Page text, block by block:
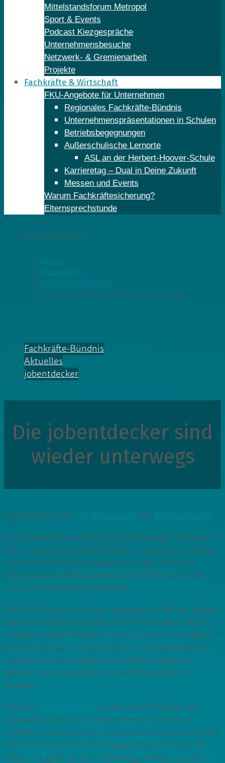
Mittelstandsforum Metropol
Sport & Events
Podcast Kiezgespräche
Unternehmensbesuche
Netzwerk- & Gremienarbeit
Projekte
Fachkräfte & Wirtschaft
FKU-Angebote für Unternehmen
Regionales Fachkräfte-Bündnis
Unternehmenspräsentationen in Schulen
Betriebsbegegnungen
Außerschulische Lernorte
ASL an der Herbert-Hoover-Schule
Karrieretag – Dual in Deine Zukunft
Messen und Events
Warum Fachkräftesicherung?
Elternsprechstunde
Sie sind hier:
Die jobentdecker sind wieder unterwegs
Fachkräfte-Bündnis
Aktuelles
jobentdecker
Die jobentdecker sind
wieder unterwegs
Veröffentlicht am von
Nach aktuellen statistischen Erhebungen blieben im
Jahr 2025 rund 350.000 Stellen unbesetzt – und das
trotz wirtschaftlich schwieriger Lage. Sollte die
Konjunktur wieder anziehen, wird sich diese Zahl
noch einmal deutlich erhöhen.
Die Erfahrungen aus den vergangenen Jahren zeigen
klar: Unternehmen profitieren immer dann, wenn
sie genau diese Phasen nutzen, um sich strategisch
gut aufzustellen. Es geht darum, nicht abzuwarten,
sondern jetzt die eigene Fachkräftestrategie zu
planen und konsequent in die Umsetzung zu
bringen.
Mit den
bietet der FKU dafür den
passenden Rahmen. Unternehmen können so
einfach, unkompliziert und ressourcenschonend mit
der kommenden Fachkräftegeneration in Kontakt
treten. Es geht darum, frühzeitig sichtbar zu sein,